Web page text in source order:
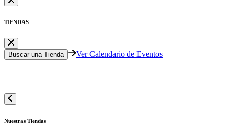
TIENDAS
Buscar una Tienda Ver Calendario de Eventos
Nuestras Tiendas